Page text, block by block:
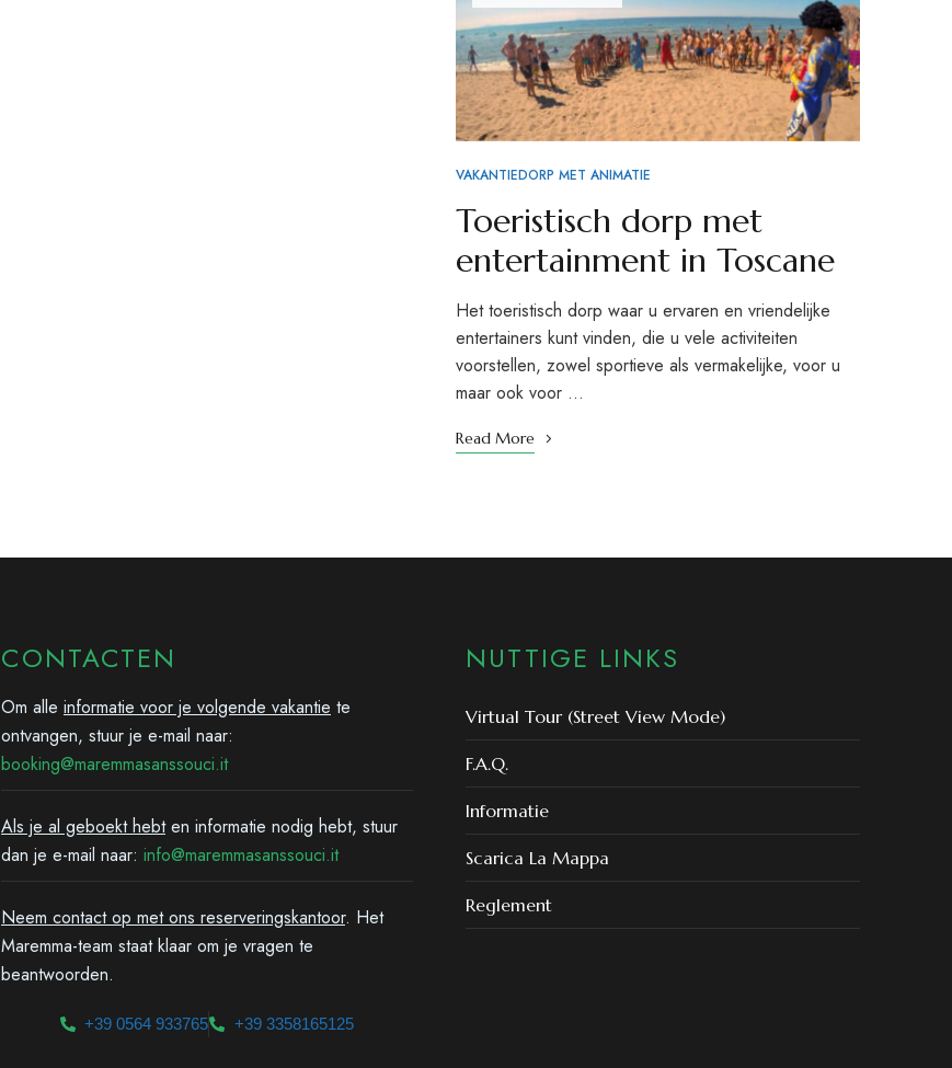
VAKANTIEDORP MET ANIMATIE
Toeristisch dorp met
entertainment in Toscane
Het toeristisch dorp waar u ervaren en vriendelijke
entertainers kunt vinden, die u vele activiteiten
voorstellen, zowel sportieve als vermakelijke, voor u
maar ook voor …
Read More
CONTACTEN
Om alle informatie voor je volgende vakantie te
ontvangen, stuur je e-mail naar:
booking@maremmasanssouci.it
Als je al geboekt hebten informatie nodig hebt, stuur
dan je e-mail naar: info@maremmasanssouci.it
Neem contact op met ons reserveringskantoor. Het
Maremma-team staat klaar om je vragen te
beantwoorden.
+39 0564 933765 +39 3358165125
NUTTIGE LINKS
Virtual Tour (Street View Mode)
F.A.Q.
Informatie
Scarica La Mappa
Reglement